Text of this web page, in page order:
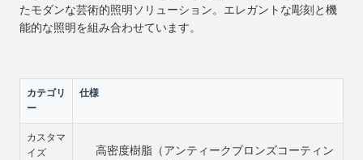
たモダンな芸術的照明ソリューション。エレガントな彫刻と機
能的な照明を組み合わせています。
カテゴリ
ー
仕様
カスタマ
イズ
高密度樹脂（アンティークブロンズコーティン